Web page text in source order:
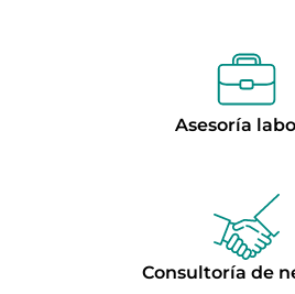
Asesoría
Consultoría de